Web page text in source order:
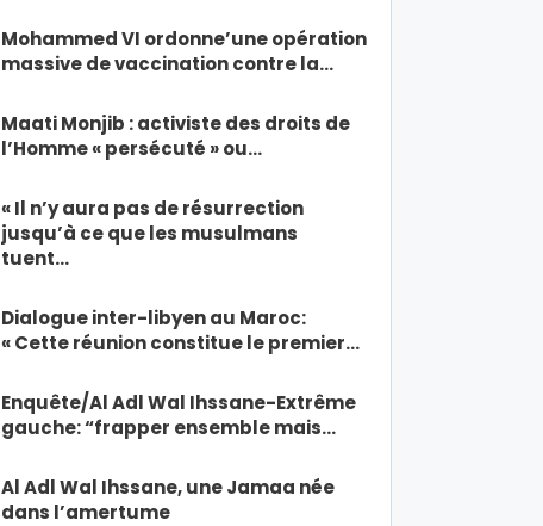
Mohammed VI ordonne’une opération
massive de vaccination contre la…
Maati Monjib : activiste des droits de
l’Homme « persécuté » ou…
« Il n’y aura pas de résurrection
jusqu’à ce que les musulmans
tuent…
Dialogue inter-libyen au Maroc:
« Cette réunion constitue le premier…
Enquête/Al Adl Wal Ihssane-Extrême
gauche: “frapper ensemble mais…
Al Adl Wal Ihssane, une Jamaa née
dans l’amertume